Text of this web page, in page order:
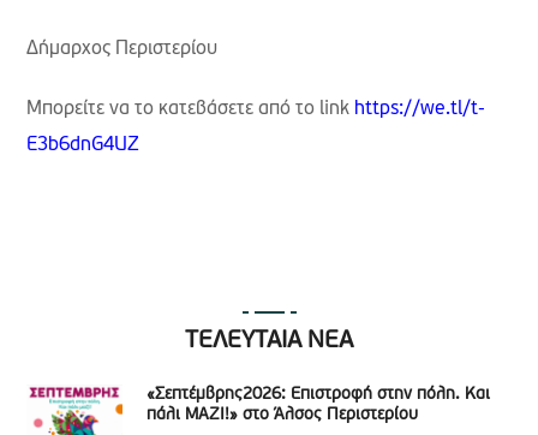
Δήμαρχος Περιστερίου
Μπορείτε να το κατεβάσετε από το link https://we.tl/t-
E3b6dnG4UZ
ΤΕΛΕΥΤΑΙΑ ΝΕΑ
«Σεπτέμβρης2026: Επιστροφή στην πόλη. Και
πάλι ΜΑΖΙ!» στο Άλσος Περιστερίου